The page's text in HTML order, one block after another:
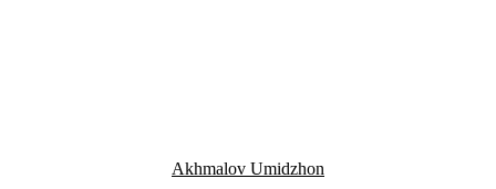
Akhmalov Umidzhon